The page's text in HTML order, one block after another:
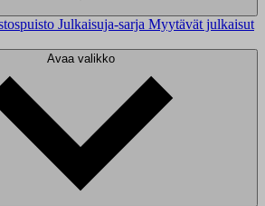
Julkaisuja-sarja Myytävät julkaisut
Avaa valikko